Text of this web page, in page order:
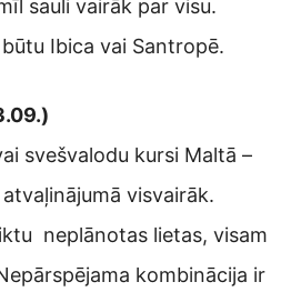
sauli vairāk par visu.
Ibica vai Santropē.
svešvalodu kursi Maltā –
visvairāk.
neplānotas lietas, visam
kombinācija ir